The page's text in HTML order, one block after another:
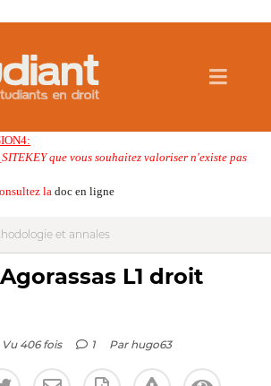
que vous souhaitez valoriser n'existe pas
la doc en ligne
et annales
L1 droit
Vu 406 fois 1 Par hugo63